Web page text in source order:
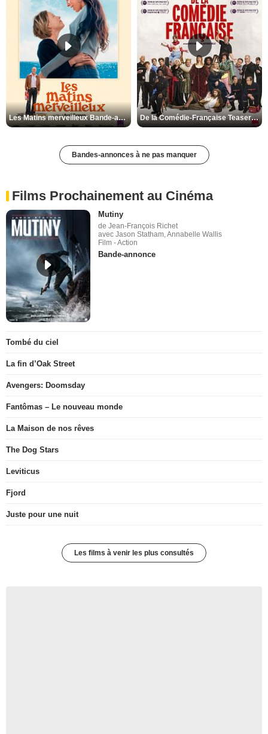
Les Matins merveilleux Bande-annonce VF De la Comédie-Française Teaser VF
Bandes-annonces à ne pas manquer
Films Prochainement au Cinéma
Mutiny
de Jean-François Richet
avec Jason Statham, Annabelle Wallis
Film - Action
Bande-annonce
Tombé du ciel
La fin d’Oak Street
Avengers: Doomsday
Fantômas – Le nouveau monde
La Maison de nos rêves
The Dog Stars
Leviticus
Fjord
Juste pour une nuit
Les films à venir les plus consultés